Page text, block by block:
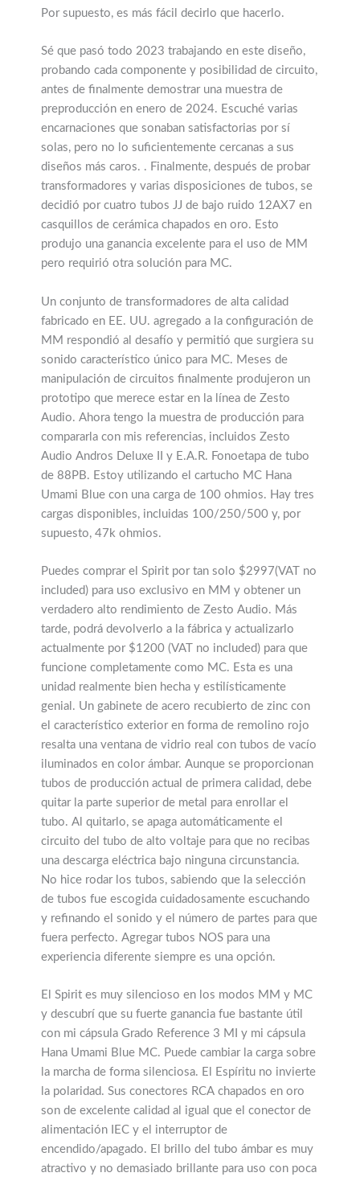
Por supuesto, es más fácil decirlo que hacerlo.
Sé que pasó todo 2023 trabajando en este diseño,
probando cada componente y posibilidad de circuito,
antes de finalmente demostrar una muestra de
preproducción en enero de 2024. Escuché varias
encarnaciones que sonaban satisfactorias por sí
solas, pero no lo suficientemente cercanas a sus
diseños más caros. . Finalmente, después de probar
transformadores y varias disposiciones de tubos, se
decidió por cuatro tubos JJ de bajo ruido 12AX7 en
casquillos de cerámica chapados en oro. Esto
produjo una ganancia excelente para el uso de MM
pero requirió otra solución para MC.
Un conjunto de transformadores de alta calidad
fabricado en EE. UU. agregado a la configuración de
MM respondió al desafío y permitió que surgiera su
sonido característico único para MC. Meses de
manipulación de circuitos finalmente produjeron un
prototipo que merece estar en la línea de Zesto
Audio. Ahora tengo la muestra de producción para
compararla con mis referencias, incluidos Zesto
Audio Andros Deluxe II y E.A.R. Fonoetapa de tubo
de 88PB. Estoy utilizando el cartucho MC Hana
Umami Blue con una carga de 100 ohmios. Hay tres
cargas disponibles, incluidas 100/250/500 y, por
supuesto, 47k ohmios.
Puedes comprar el Spirit por tan solo $2997(VAT no
included) para uso exclusivo en MM y obtener un
verdadero alto rendimiento de Zesto Audio. Más
tarde, podrá devolverlo a la fábrica y actualizarlo
actualmente por $1200 (VAT no included) para que
funcione completamente como MC. Esta es una
unidad realmente bien hecha y estilísticamente
genial. Un gabinete de acero recubierto de zinc con
el característico exterior en forma de remolino rojo
resalta una ventana de vidrio real con tubos de vacío
iluminados en color ámbar. Aunque se proporcionan
tubos de producción actual de primera calidad, debe
quitar la parte superior de metal para enrollar el
tubo. Al quitarlo, se apaga automáticamente el
circuito del tubo de alto voltaje para que no recibas
una descarga eléctrica bajo ninguna circunstancia.
No hice rodar los tubos, sabiendo que la selección
de tubos fue escogida cuidadosamente escuchando
y refinando el sonido y el número de partes para que
fuera perfecto. Agregar tubos NOS para una
experiencia diferente siempre es una opción.
El Spirit es muy silencioso en los modos MM y MC
y descubrí que su fuerte ganancia fue bastante útil
con mi cápsula Grado Reference 3 MI y mi cápsula
Hana Umami Blue MC. Puede cambiar la carga sobre
la marcha de forma silenciosa. El Espíritu no invierte
la polaridad. Sus conectores RCA chapados en oro
son de excelente calidad al igual que el conector de
alimentación IEC y el interruptor de
encendido/apagado. El brillo del tubo ámbar es muy
atractivo y no demasiado brillante para uso con poca